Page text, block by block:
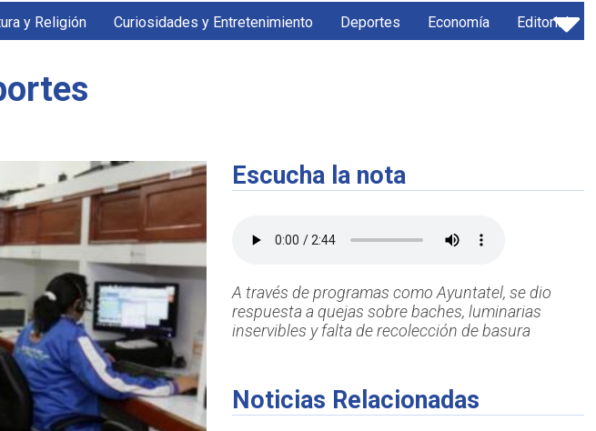
y Religión Curiosidades y Entretenimiento Deportes Economía Editorial
Escucha la nota
A través de programas como Ayuntatel, se dio
respuesta a quejas sobre baches, luminarias
inservibles y falta de recolección de basura
Noticias Relacionadas